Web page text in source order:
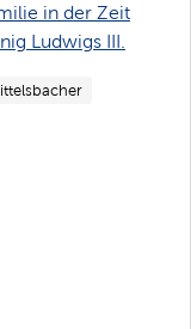
in der Zeit
Ludwigs III.